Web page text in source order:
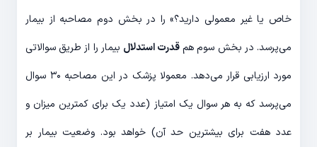
خاص یا غیر معمولی دارید؟» را در بخش دوم مصاحبه از بیمار
می‌پرسد. در بخش سوم همقدرت استدلال بیمار را از طریق سوالاتی
مورد ارزیابی قرار می‌دهد. معمولا پزشک در این مصاحبه ۳۰ سوال
می‌پرسد که به هر سوال یک امتیاز (عدد یک برای کمترین میزان و
عدد هفت برای بیشترین حد آن) خواهد بود. وضعیت بیمار بر